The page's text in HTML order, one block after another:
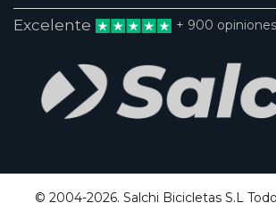
Excelente + 900
© 2004-2026. Salchi Bicicletas S.L